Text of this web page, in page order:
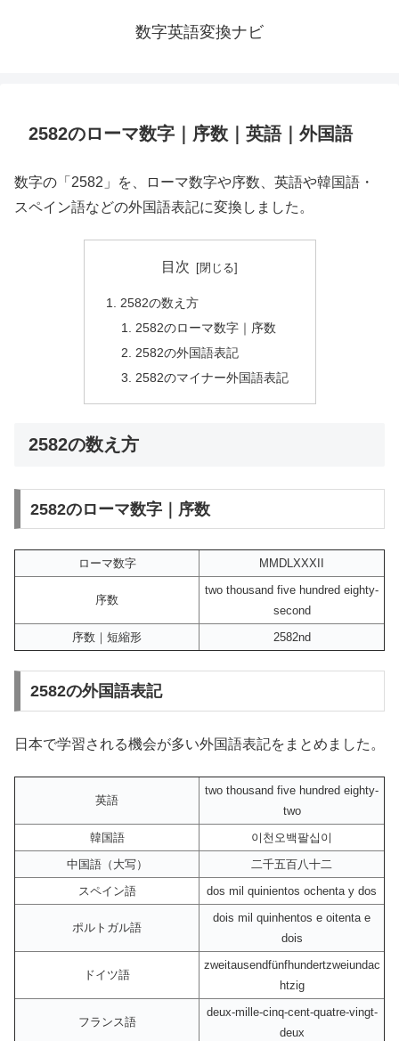
数字英語変換ナビ
2582のローマ数字｜序数｜英語｜外国語
数字の「2582」を、ローマ数字や序数、英語や韓国語・
スペイン語などの外国語表記に変換しました。
目次
2582の数え方
2582のローマ数字｜序数
2582の外国語表記
2582のマイナー外国語表記
2582の数え方
2582のローマ数字｜序数
ローマ数字 MMDLXXXII
序数
two thousand five hundred eighty-
second
序数｜短縮形
2582nd
2582の外国語表記
日本で学習される機会が多い外国語表記をまとめました。
英語
two thousand five hundred eighty-
two
韓国語
이천오백팔십이
中国語（大写）
二千五百八十二
スペイン語
dos mil quinientos ochenta y dos
ポルトガル語
dois mil quinhentos e oitenta e
dois
ドイツ語
zweitausendfünfhundertzweiundac
htzig
フランス語
deux-mille-cinq-cent-quatre-vingt-
deux